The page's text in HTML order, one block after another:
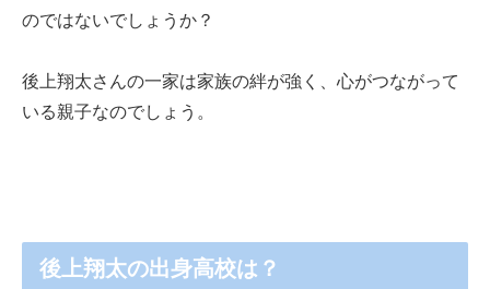
のではないでしょうか？
後上翔太さんの一家は家族の絆が強く、心がつながって
いる親子なのでしょう。
後上翔太の出身高校は？